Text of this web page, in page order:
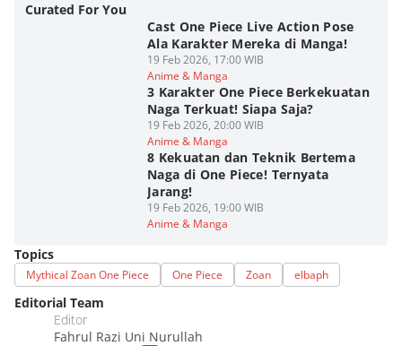
Curated For You
Cast One Piece Live Action Pose
Ala Karakter Mereka di Manga!
19 Feb 2026, 17:00 WIB
Anime & Manga
3 Karakter One Piece Berkekuatan
Naga Terkuat! Siapa Saja?
19 Feb 2026, 20:00 WIB
Anime & Manga
8 Kekuatan dan Teknik Bertema
Naga di One Piece! Ternyata
Jarang!
19 Feb 2026, 19:00 WIB
Anime & Manga
Topics
Mythical Zoan One Piece One Piece Zoan elbaph
Editorial Team
Editor
Fahrul Razi Uni Nurullah